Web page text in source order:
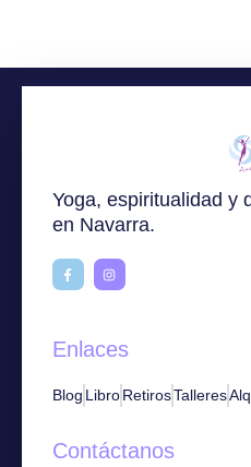
Yoga, espiritualidad y
en Navarra.
Enlaces
Blog LibroRetirosTalleres
Contáctanos